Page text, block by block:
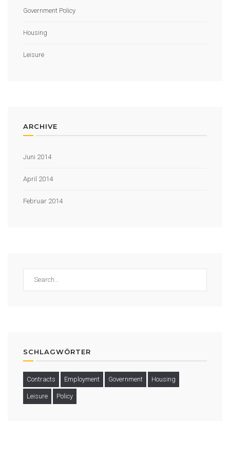
Government Policy
Housing
Leisure
ARCHIVE
Juni 2014
April 2014
Februar 2014
SCHLAGWÖRTER
Contracts Employment Government Housing
Leisure Policy